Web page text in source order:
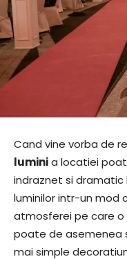
Cand vine vorba de
luminia locatiei
indraznet si dramatic
luminilor intr-un mod
atmosferei pe care
poate de asemenea
mai simple